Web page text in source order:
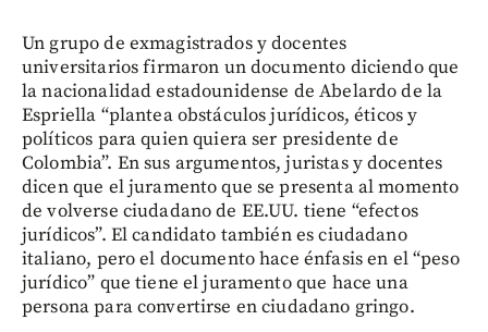
Un grupo de exmagistrados y docentes
universitarios firmaron un documento diciendo que
la nacionalidad estadounidense de Abelardo de la
Espriella “plantea obstáculos jurídicos, éticos y
políticos para quien quiera ser presidente de
Colombia”. En sus argumentos, juristas y docentes
dicen que el juramento que se presenta al momento
de volverse ciudadano de EE.UU. tiene “efectos
jurídicos”. El candidato también es ciudadano
italiano, pero el documento hace énfasis en el “peso
jurídico” que tiene el juramento que hace una
persona para convertirse en ciudadano gringo.